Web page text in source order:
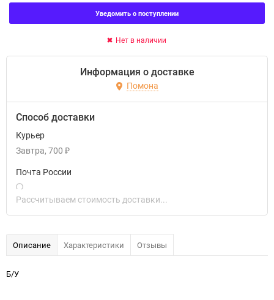
Уведомить о поступлении
Нет в наличии
Информация о доставке
Помона
Способ доставки
Курьер
Завтра 700 ₽
Почта России
Рассчитываем стоимость доставки...
Описание Характеристики Отзывы
Б/У